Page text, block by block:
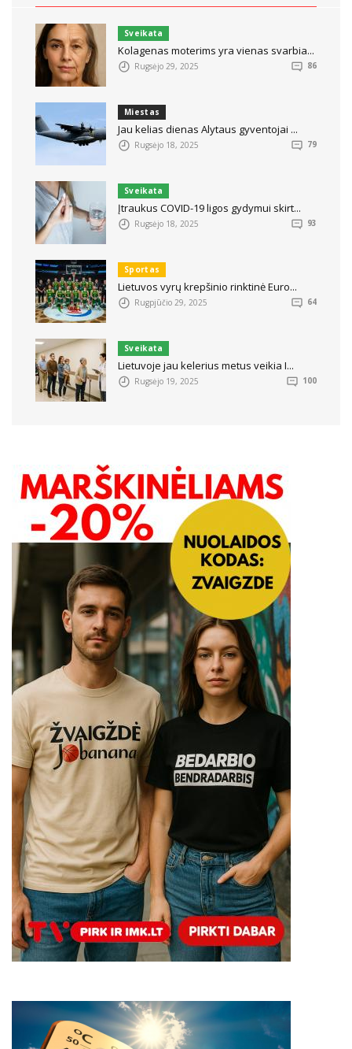
Sveikata
Kolagenas moterims yra vienas svarbia...
Rugsėjo 29, 2025 86
Miestas
Jau kelias dienas Alytaus gyventojai ...
Rugsėjo 18, 2025 79
Sveikata
Įtraukus COVID-19 ligos gydymui skirt...
Rugsėjo 18, 2025 93
Sportas
Lietuvos vyrų krepšinio rinktinė Euro...
Rugpjūčio 29, 2025 64
Sveikata
Lietuvoje jau kelerius metus veikia I...
Rugsėjo 19, 2025 100